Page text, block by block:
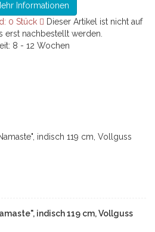
Informationen
0 Stück
Dieser Artikel ist nicht auf
erst nachbestellt werden.
8 - 12 Wochen
indisch 119 cm, Vollguss